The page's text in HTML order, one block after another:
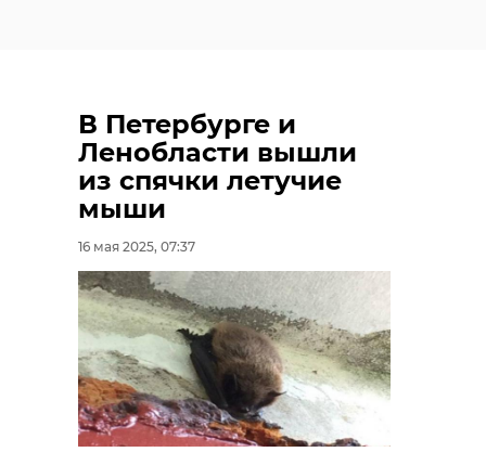
В Петербурге и
Ленобласти вышли
из спячки летучие
мыши
16 мая 2025, 07:37